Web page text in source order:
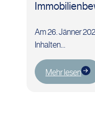
Am 26. Jänner
Inhalten…
Mehr lesen